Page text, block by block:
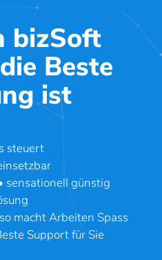
bizSoft
Beste
ist
steuert
sensationell günstig
macht Arbeiten Spass
Support für Sie